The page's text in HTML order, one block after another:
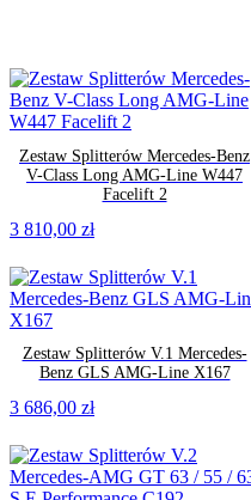
Zestaw Splitterów Mercedes-Benz
V-Class Long AMG-Line W447
Facelift 2
3 810,00 zł
Zestaw Splitterów V.1 Mercedes-
Benz GLS AMG-Line X167
3 686,00 zł